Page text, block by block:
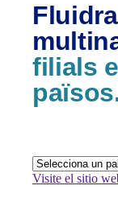
filials
Visite el sitio